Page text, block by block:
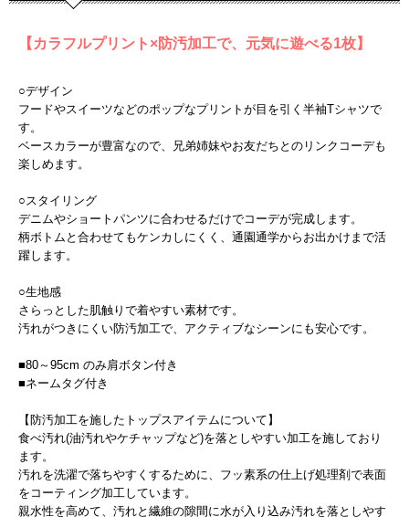
【カラフルプリント×防汚加工で、元気に遊べる1枚】
○デザイン
フードやスイーツなどのポップなプリントが目を引く半袖Tシャツで
す。
ベースカラーが豊富なので、兄弟姉妹やお友だちとのリンクコーデも
楽しめます。
○スタイリング
デニムやショートパンツに合わせるだけでコーデが完成します。
柄ボトムと合わせてもケンカしにくく、通園通学からお出かけまで活
躍します。
○生地感
さらっとした肌触りで着やすい素材です。
汚れがつきにくい防汚加工で、アクティブなシーンにも安心です。
■80～95cm のみ肩ボタン付き
■ネームタグ付き
【防汚加工を施したトップスアイテムについて】
食べ汚れ(油汚れやケチャップなど)を落としやすい加工を施しており
ます。
汚れを洗濯で落ちやすくするために、フッ素系の仕上げ処理剤で表面
をコーティング加工しています。
親水性を高めて、汚れと繊維の隙間に水が入り込み汚れを落としやす